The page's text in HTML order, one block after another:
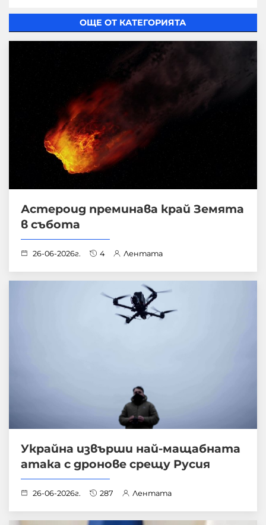
ОЩЕ ОТ КАТЕГОРИЯТА
Астероид преминава край Земята
в събота
26-06-2026г. 4 Лентата
Украйна извърши най-мащабната
атака с дронове срещу Русия
26-06-2026г. 287 Лентата